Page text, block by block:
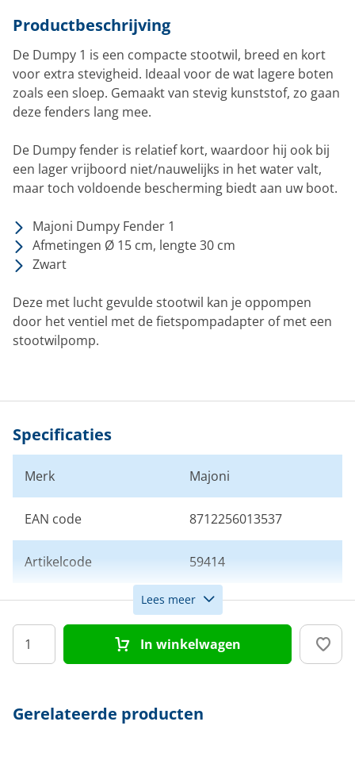
Productbeschrijving
De Dumpy 1 is een compacte stootwil, breed en kort
voor extra stevigheid. Ideaal voor de wat lagere boten
zoals een sloep. Gemaakt van stevig kunststof, zo gaan
deze fenders lang mee.
De Dumpy fender is relatief kort, waardoor hij ook bij
een lager vrijboord niet/nauwelijks in het water valt,
maar toch voldoende bescherming biedt aan uw boot.
Majoni Dumpy Fender 1
Afmetingen Ø 15 cm, lengte 30 cm
Zwart
Deze met lucht gevulde stootwil kan je oppompen
door het ventiel met de fietspompadapter of met een
stootwilpomp.
Specificaties
Merk Majoni
EAN code 8712256013537
Artikelcode 59414
Kleur Zwart
Afmeting 15 x 30 cm
Lees meer
In winkelwagen
Gerelateerde producten